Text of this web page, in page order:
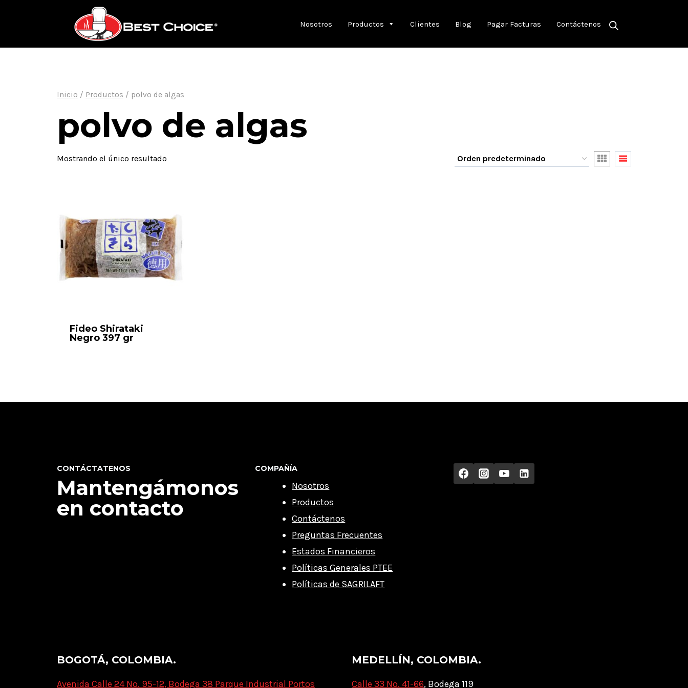
Nosotros Productos Clientes Blog Pagar Facturas Contáctenos
Inicio / Productos / polvo de algas
polvo de algas
Mostrando el único resultado
Fideo Shirataki
Negro 397 gr
CONTÁCTATENOS
Mantengámonos
en contacto
COMPAÑÍA
Nosotros
Productos
Contáctenos
Preguntas Frecuentes
Estados Financieros
Políticas Generales PTEE
Políticas de SAGRILAFT
BOGOTÁ, COLOMBIA.
Avenida Calle 24 No. 95-12, Bodega 38 Parque Industrial Portos
MEDELLÍN, COLOMBIA.
Calle 33 No. 41-66, Bodega 119